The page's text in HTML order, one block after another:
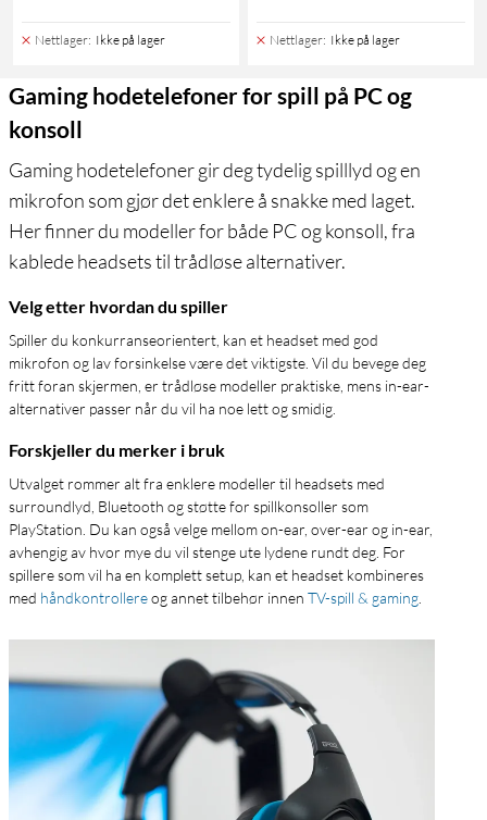
Nettlager: Ikke på lager Nettlager: Ikke på lager
Gaming hodetelefoner for spill på PC og
konsoll
Gaming hodetelefoner gir deg tydelig spilllyd og en
mikrofon som gjør det enklere å snakke med laget.
Her finner du modeller for både PC og konsoll, fra
kablede headsets til trådløse alternativer.
Velg etter hvordan du spiller
Spiller du konkurranseorientert, kan et headset med god
mikrofon og lav forsinkelse være det viktigste. Vil du bevege deg
fritt foran skjermen, er trådløse modeller praktiske, mens in-ear-
alternativer passer når du vil ha noe lett og smidig.
Forskjeller du merker i bruk
Utvalget rommer alt fra enklere modeller til headsets med
surroundlyd, Bluetooth og støtte for spillkonsoller som
PlayStation. Du kan også velge mellom on-ear, over-ear og in-ear,
avhengig av hvor mye du vil stenge ute lydene rundt deg. For
spillere som vil ha en komplett setup, kan et headset kombineres
med håndkontrollereog annet tilbehør innen TV-spill & gaming